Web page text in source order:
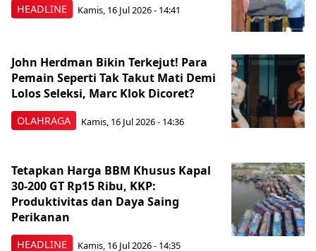
HEADLINE Kamis, 16 Jul 2026 - 14:41
OLAHRAGA
John Herdman Bikin Terkejut! Para
Pemain Seperti Tak Takut Mati Demi
Lolos Seleksi, Marc Klok Dicoret?
Kamis, 16 Jul 2026 - 14:36
HEADLINE
Tetapkan Harga BBM Khusus Kapal
30-200 GT Rp15 Ribu, KKP:
Produktivitas dan Daya Saing
Perikanan
Kamis, 16 Jul 2026 - 14:35